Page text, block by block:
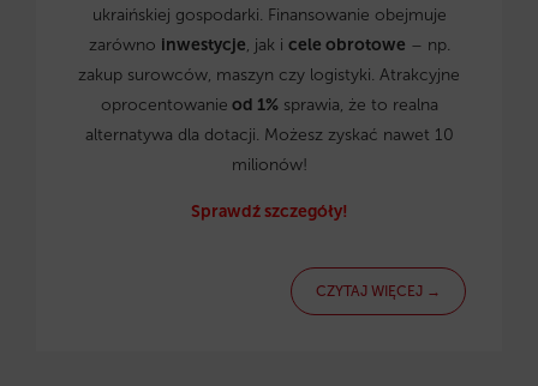
ukraińskiej gospodarki. Finansowanie obejmuje
zarówno inwestycje, jak i cele obrotowe – np.
zakup surowców, maszyn czy logistyki. Atrakcyjne
oprocentowanie od 1%sprawia, że to realna
alternatywa dla dotacji. Możesz zyskać nawet 10
milionów!
Sprawdź szczegóły!
CZYTAJ WIĘCEJ →